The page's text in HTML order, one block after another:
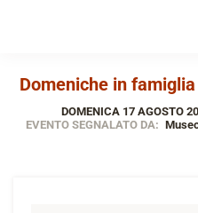
Domeniche in
DOMENICA 17 AGOSTO
EVENTO SEGNALATO DA: